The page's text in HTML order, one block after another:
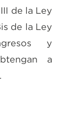
de la Ley
de la Ley
y
a